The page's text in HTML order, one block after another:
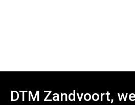
DTM Zandvoort,